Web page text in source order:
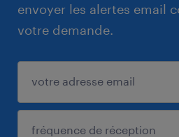
envoyer les alertes email
votre demande.